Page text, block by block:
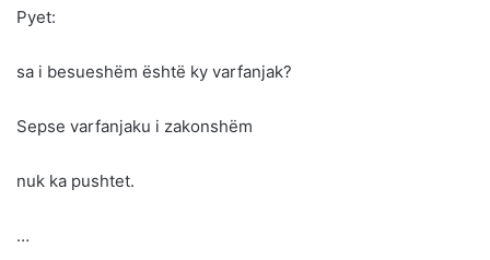
Pyet:
sa i besueshëm është ky varfanjak?
Sepse varfanjaku i zakonshëm
nuk ka pushtet.
…